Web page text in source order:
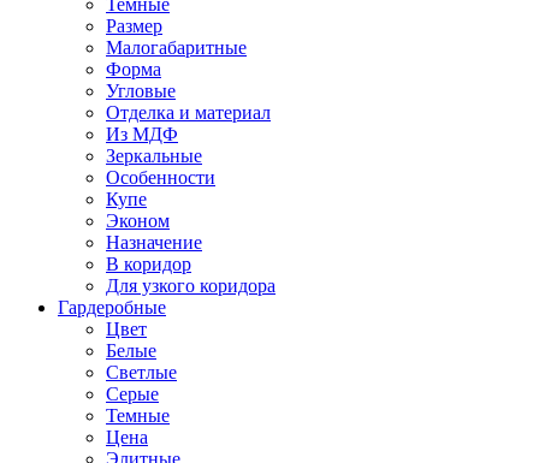
Темные
Размер
Малогабаритные
Форма
Угловые
Отделка и материал
Из МДФ
Зеркальные
Особенности
Купе
Эконом
Назначение
В коридор
Для узкого коридора
Гардеробные
Цвет
Белые
Светлые
Серые
Темные
Цена
Элитные